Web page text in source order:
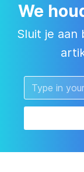
We
Sluit je aan